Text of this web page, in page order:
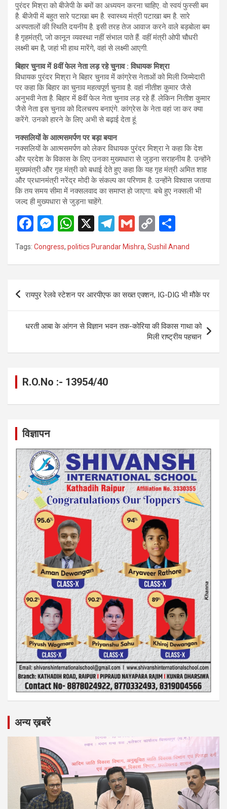
पुरंदर मिश्रा को बीजेपी के बमों का अध्ययन करना चाहिए. वो स्वयं फुस्सी बम
है. बीजेपी में बहुत सारे पटाखा बम है. स्वास्थ्य मंत्री पटाखा बम है. सारे
अस्पतालों की स्थिति दयनीय है. इसी तरह तेज आवाज करने वाले बड़बोला बम
है गृहमंत्री, जो कानून व्यवस्था नहीं संभाल पाते हैं. वहीं मंत्री ओपी चौधरी
लक्ष्मी बम है, जहां भी हाथ मारेंगे, वहां से लक्ष्मी आएगी.
बिहार चुनाव में 8वीं फेल नेता लड़ रहे चुनाव : विधायक मिश्रा
विधायक पुरंदर मिश्रा ने बिहार चुनाव में कांग्रेस नेताओं को मिली जिम्मेदारी
पर कहा कि बिहार का चुनाव महत्वपूर्ण चुनाव है. वहां नीतीश कुमार जैसे
अनुभवी नेता है. बिहार में 8वीं फेल नेता चुनाव लड़ रहे हैं. लेकिन नितीश कुमार
जैसे नेता इस चुनाव को दिलचस्प बनाएंगे. कांग्रेस के नेता वहां जा कर क्या
करेंगे. उनको हारने के लिए अभी से बढ़ाई देता हूं.
नक्सलियों के आत्मसमर्पण पर बड़ा बयान
नक्सलियों के आत्मसमर्पण को लेकर विधायक पुरंदर मिश्रा ने कहा कि देश
और प्रदेश के विकास के लिए उनका मुख्यधारा से जुड़ना सराहनीय है. उन्होंने
मुख्यमंत्री और गृह मंत्री को बधाई देते हुए कहा कि यह गृह मंत्री अमित शाह
और प्रधानमंत्री नरेंद्र मोदी के संकल्प का परिणाम है. उन्होंने विश्वास जताया
कि तय समय सीमा में नक्सलवाद का समाप्त हो जाएगा. बचे हुए नक्सली भी
जल्द ही मुख्यधारा से जुड़ना चाहेंगे.
F
a
ce
o
o
k
M
se
g
W
h
at
A
p
X
T
el
e
a
G
m
ail
C
o
py
n
ar
Tags: Congress, politics Purandar Mishra, Sushil Anand
Post
navigation
रायपुर रेलवे स्टेशन पर आरपीएफ का सख्त एक्शन, IG-DIG भी मौके पर
धरती आबा के आंगन से विज्ञान भवन तक-कोरिया की विकास गाथा को
मिली राष्ट्रीय पहचान
R.O.No :- 13954/40
विज्ञापन
अन्य ख़बरें